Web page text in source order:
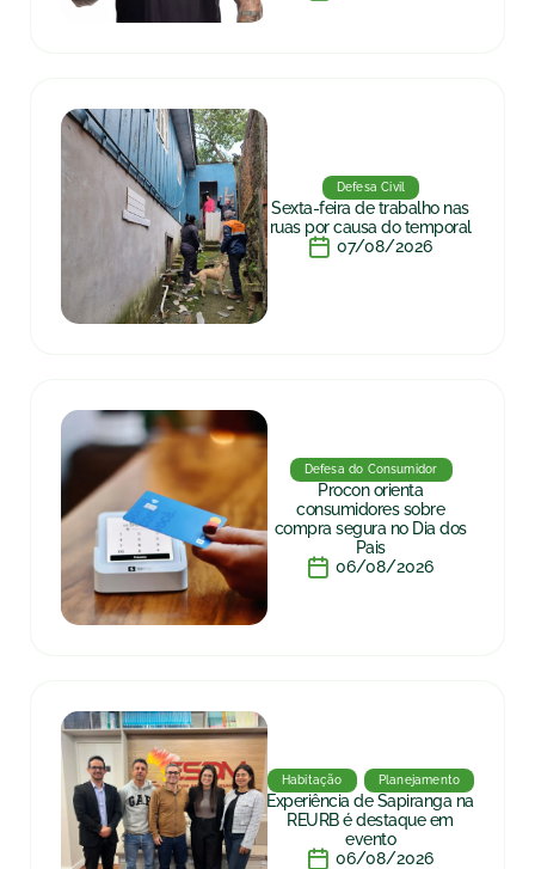
Defesa Civil
Sexta-feira de trabalho nas
ruas por causa do temporal
07/08/2026
Defesa do Consumidor
Procon orienta
consumidores sobre
compra segura no Dia dos
Pais
06/08/2026
Habitação Planejamento
Experiência de Sapiranga na
REURB é destaque em
evento
06/08/2026